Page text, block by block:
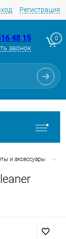
Регистрация
48 15
звонок
0
и аксессуары •